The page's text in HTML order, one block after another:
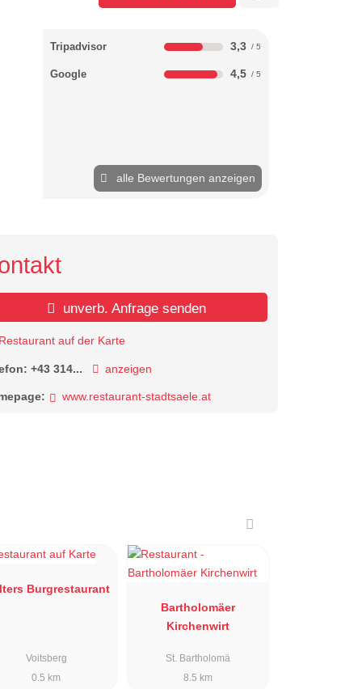
Tripadvisor 3,3
Google 4,5
alle Bewertungen anzeigen
unverb. Anfrage senden
Restaurant auf der Karte
+43 314... anzeigen
www.restaurant-stadtsaele.at
Burgrestaurant
Voitsberg
0.5 km
Bartholomäer
Kirchenwirt
St. Bartholomä
8.5 km